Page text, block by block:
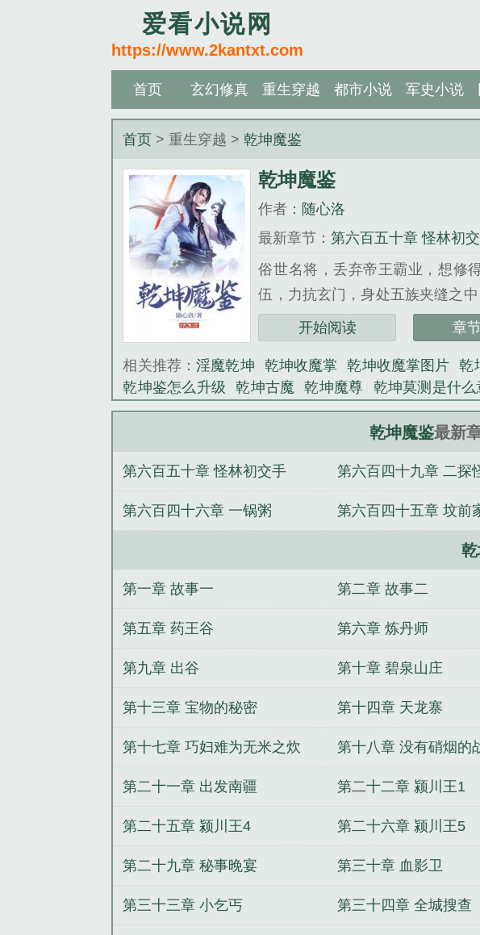
爱看小说网
https://www.2kantxt.com
首页 玄幻修真 重生穿越 都市小说 军史小说
首页 > 重生穿越 >乾坤魔鉴
乾坤魔鉴
作者： 随心洛
最新章节：第六百五十章 怪林初
俗世名将，丢弃帝王霸业，想修
伍，力抗玄门，身处五族夹缝之
死之间破开万古谜团，杀戮之中
度世间一切众生；我若成魔，亦度
《乾坤魔鉴》是随心洛精心创作
开始阅读 章
相关推荐：淫魔乾坤 乾坤收魔掌 乾坤收魔掌图片 乾
乾坤鉴怎么升级
乾坤古魔 乾坤魔尊 乾坤莫测是什么
写完 乾坤魔神 乾坤老祖百科 乾坤大魔移的意思 乾
乾坤镇魔什么意思 乾坤魔境赚
同人）【虫绿】Honey Blade
你经历过哪些令人三观
穿：反派他人前冷冰冰人后粘人精 名侦探柯南之交换所
乾坤魔鉴最新
第六百五十章 怪林初交手 第六百四十九章 二探
第六百四十六章 一锅粥 第六百四十五章 坟前
第一章 故事一 第二章 故事二
第五章 药王谷 第六章 炼丹师
第九章 出谷 第十章 碧泉山庄
第十三章 宝物的秘密 第十四章 天龙寨
第十七章 巧妇难为无米之炊 第十八章 没有硝烟的
第二十一章 出发南疆 第二十二章 颍川王1
第二十五章 颍川王4 第二十六章 颍川王5
第二十九章 秘事晚宴 第三十章 血影卫
第三十三章 小乞丐 第三十四章 全城搜查